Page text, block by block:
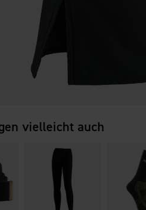
vielleicht auch